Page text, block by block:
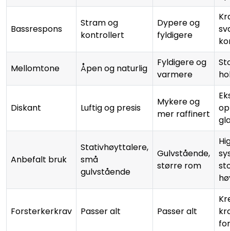
Bassrespons
Stram og
kontrollert
Dypere og
fyldigere
Mellomtone Åpen og naturlig
Fyldigere og
varmere
Diskant Luftig og presis
Mykere og
mer raffinert
Anbefalt bruk
Stativhøyttalere,
små
gulvstående
Gulvstående,
større rom
Forsterkerkrav Passer alt Passer alt